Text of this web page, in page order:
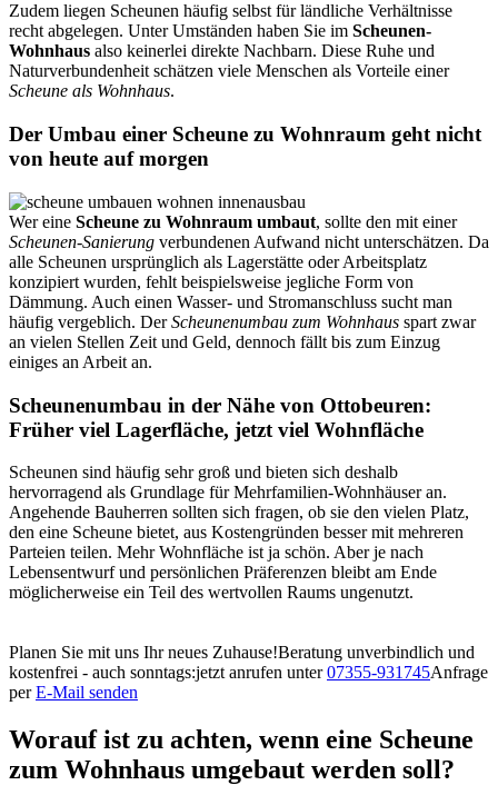
Zudem liegen Scheunen häufig selbst für ländliche Verhältnisse
recht abgelegen. Unter Umständen haben Sie im Scheunen-
Wohnhaus also keinerlei direkte Nachbarn. Diese Ruhe und
Naturverbundenheit schätzen viele Menschen als Vorteile einer
Scheune als Wohnhaus.
Der Umbau einer Scheune zu Wohnraum geht nicht
von heute auf morgen
Wer eine Scheune zu Wohnraum umbaut, sollte den mit einer
Scheunen-Sanierung verbundenen Aufwand nicht unterschätzen. Da
alle Scheunen ursprünglich als Lagerstätte oder Arbeitsplatz
konzipiert wurden, fehlt beispielsweise jegliche Form von
Dämmung. Auch einen Wasser- und Stromanschluss sucht man
häufig vergeblich. DerScheunenumbau zum Wohnhaus spart zwar
an vielen Stellen Zeit und Geld, dennoch fällt bis zum Einzug
einiges an Arbeit an.
Scheunenumbau in der Nähe von Ottobeuren:
Früher viel Lagerfläche, jetzt viel Wohnfläche
Scheunen sind häufig sehr groß und bieten sich deshalb
hervorragend als Grundlage fürMehrfamilien-Wohnhäuser an.
Angehende Bauherren sollten sich fragen, ob sie den vielen Platz,
den eine Scheune bietet, aus Kostengründen bessermit mehreren
Parteien teilen. Mehr Wohnfläche ist ja schön. Aber je nach
Lebensentwurf und persönlichen Präferenzen bleibt am Ende
möglicherweise ein Teil des wertvollen Raums ungenutzt.
Planen Sie mit uns Ihr neues Zuhause!Beratung unverbindlich und
kostenfrei - auch sonntags:jetzt anrufen unter07355-931745Anfrage
perE-Mail senden
Worauf ist zu achten, wenn eine Scheune
zum Wohnhaus umgebaut werden soll?